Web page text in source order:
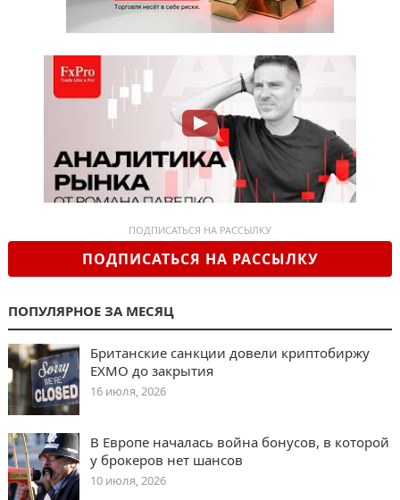
ПОДПИСАТЬСЯ НА РАССЫЛКУ
ПОДПИСАТЬСЯ НА РАССЫЛКУ
ПОПУЛЯРНОЕ ЗА МЕСЯЦ
Британские санкции довели криптобиржу
EXMO до закрытия
16 июля, 2026
В Европе началась война бонусов, в которой
у брокеров нет шансов
10 июля, 2026